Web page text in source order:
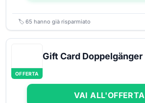
🏷️ 65 hanno già risparmiato
OFFERTA
Gift Card Doppelgänger
VAI ALL'OFFERTA